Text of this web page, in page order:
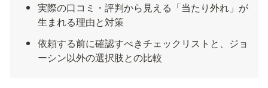
実際の口コミ・評判から見える「当たり外れ」が
生まれる理由と対策
依頼する前に確認すべきチェックリストと、ジョ
ーシン以外の選択肢との比較